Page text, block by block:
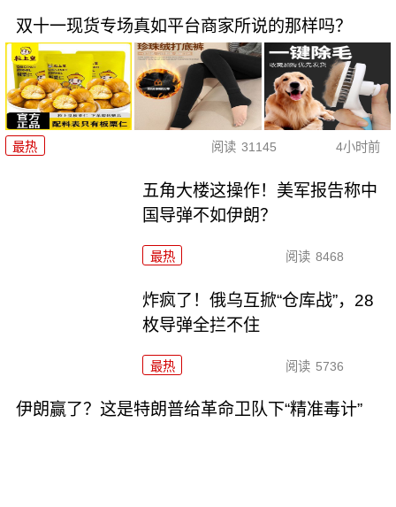
双十一现货专场真如平台商家所说的那样吗？
最热 阅读 31145 4小时前
五角大楼这操作！美军报告称中
国导弹不如伊朗？
最热 阅读 8468
炸疯了！俄乌互掀“仓库战”，28
枚导弹全拦不住
最热 阅读 5736
伊朗赢了？这是特朗普给革命卫队下“精准毒计”